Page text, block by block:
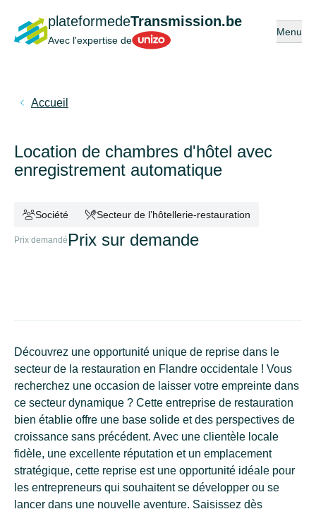
plateformedeTransmission.be
Avec l'expertise deUnizo
Ouvrir
Menu
Accueil
Location de chambres d'hôtel avec
enregistrement automatique
Société Secteur de l’hôtellerie-restauration
Prix demandé Prix sur demande
Découvrez une opportunité unique de reprise dans le
secteur de la restauration en Flandre occidentale ! Vous
recherchez une occasion de laisser votre empreinte dans
ce secteur dynamique ? Cette entreprise de restauration
bien établie offre une base solide et des perspectives de
croissance sans précédent. Avec une clientèle locale
fidèle, une excellente réputation et un emplacement
stratégique, cette reprise est une opportunité idéale pour
les entrepreneurs qui souhaitent se développer ou se
lancer dans une nouvelle aventure. Saisissez dès